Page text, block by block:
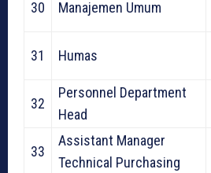
30 Manajemen Umum
31 Humas
32
Personnel Department
Head
33
Assistant Manager
Technical Purchasing